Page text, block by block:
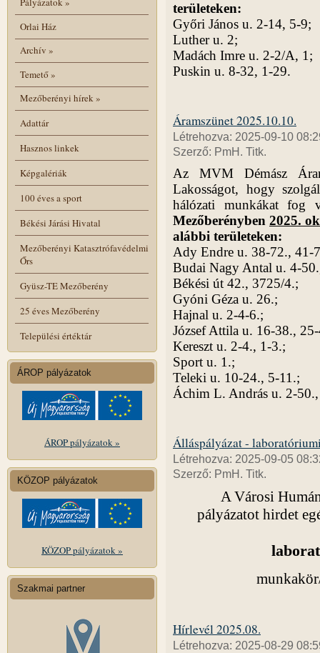
Orlai Ház
Archív »
Temető»
Mezőberényi hírek»
Adattár
Hasznos linkek
Képgalériák
100 éves a sport
Békési Járási Hivatal
Mezőberényi Katasztrófavédelmi
Őrs
Gyüsz-TE Mezőberény
25 éves Mezőberény
Települési értéktár
ÁROP pályázatok
ÁROP pályázatok »
KÖZOP pályázatok
KÖZOP pályázatok »
Szakmai partner
területeken:
Győri János u. 2-14, 5-9;
Luther u. 2;
Madách Imre u. 2-2/A, 1;
Puskin u. 8-32, 1-29.
Áramszünet 2025.10.10.
Létrehozva: 2025-09-10
Szerző: PmH. Titk.
Az MVM Démász
Lakosságot, hogy
hálózati munkákat
Mezőberényben 2025.
alábbi területeken:
Ady Endre u. 38-72., 41-
Budai Nagy Antal u. 4-
Békési út 42., 3725/4.;
Gyóni Géza u. 26.;
Hajnal u. 2-4-6.;
József Attila u. 16-38.,
Kereszt u. 2-4., 1-3.;
Sport u. 1.;
Teleki u. 10-24., 5-11.;
Áchim L. András u. 2-
Álláspályázat -
Létrehozva: 2025-09-05
Szerző: PmH. Titk.
A Városi
pályázatot hirdet
Hírlevél 2025.08.
Létrehozva: 2025-08-29